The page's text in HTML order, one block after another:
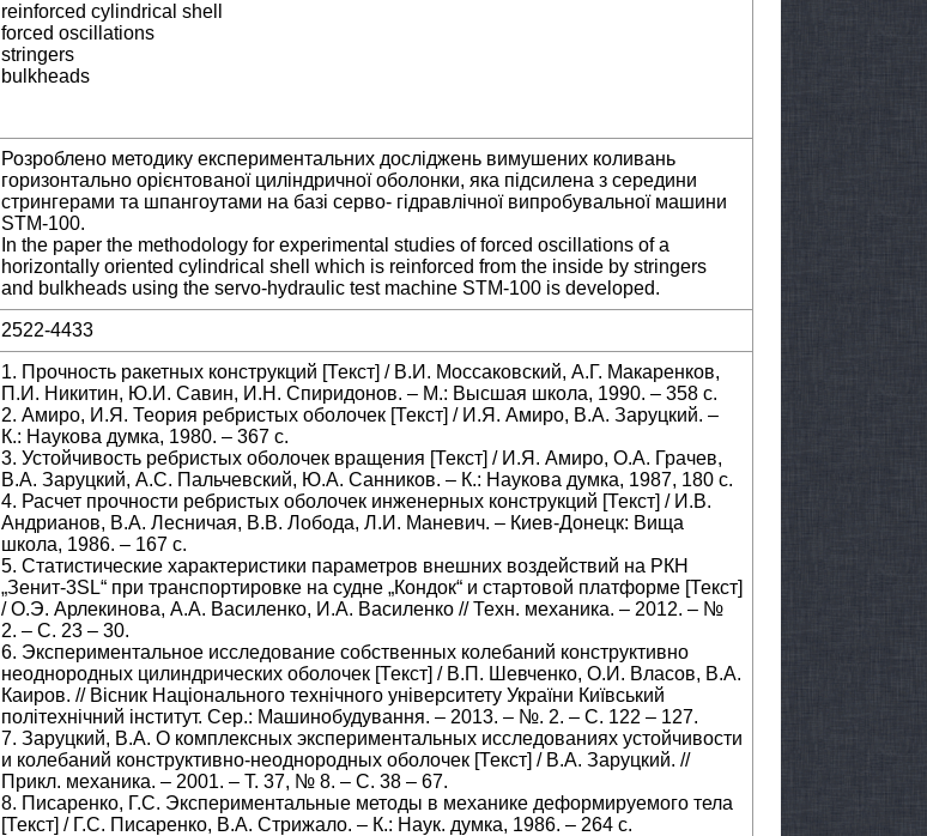
reinforced cylindrical shell
forced oscillations
stringers
bulkheads
Розроблено методику експериментальних досліджень вимушених коливань
горизонтально орієнтованої циліндричної оболонки, яка підсилена з середини
стрингерами та шпангоутами на базі серво- гідравлічної випробувальної машини
STM-100.
In the paper the methodology for experimental studies of forced oscillations of a
horizontally oriented cylindrical shell which is reinforced from the inside by stringers
and bulkheads using the servo-hydraulic test machine STM-100 is developed.
2522-4433
1. Прочность ракетных конструкций [Текст] / В.И. Моссаковский, А.Г. Макаренков,
П.И. Никитин, Ю.И. Савин, И.Н. Спиридонов. – М.: Высшая школа, 1990. – 358 с.
2. Амиро, И.Я. Теория ребристых оболочек [Текст] / И.Я. Амиро, В.А. Заруцкий. –
К.: Наукова думка, 1980. – 367 с.
3. Устойчивость ребристых оболочек вращения [Текст] / И.Я. Амиро, О.А. Грачев,
В.А. Заруцкий, А.С. Пальчевский, Ю.А. Санников. – К.: Наукова думка, 1987, 180 c.
4. Расчет прочности ребристых оболочек инженерных конструкций [Текст] / И.В.
Андрианов, В.А. Лесничая, В.В. Лобода, Л.И. Маневич. – Киев-Донецк: Вища
школа, 1986. – 167 с.
5. Статистические характеристики параметров внешних воздействий на РКН
„Зенит-3SL“ при транспортировке на судне „Кондок“ и стартовой платформе [Текст]
/ О.Э. Арлекинова, А.А. Василенко, И.А. Василенко // Техн. механика. – 2012. – №
2. – С. 23 – 30.
6. Экспериментальное исследование собственных колебаний конструктивно
неоднородных цилиндрических оболочек [Текст] / В.П. Шевченко, О.И. Власов, В.А.
Каиров. // Вісник Національного технічного університету України Київський
політехнічний інститут. Сер.: Машинобудування. – 2013. – №. 2. – С. 122 – 127.
7. Заруцкий, В.А. О комплексных экспериментальных исследованиях устойчивости
и колебаний конструктивно-неоднородных оболочек [Текст] / В.А. Заруцкий. //
Прикл. механика. – 2001. – Т. 37, № 8. – С. 38 – 67.
8. Писаренко, Г.С. Экспериментальные методы в механике деформируемого тела
[Текст] / Г.С. Писаренко, В.А. Стрижало. – К.: Наук. думка, 1986. – 264 с.